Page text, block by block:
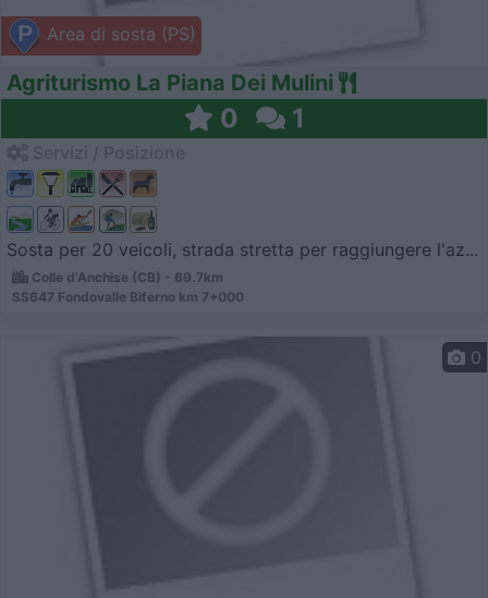
Area di sosta (PS)
Agriturismo La Piana Dei Mulini
0 1
Sosta per 20 veicoli, strada stretta per raggiungere l'az...
Colle d'Anchise (CB) - 69.7km
SS647 Fondovalle Biferno km 7+000
0